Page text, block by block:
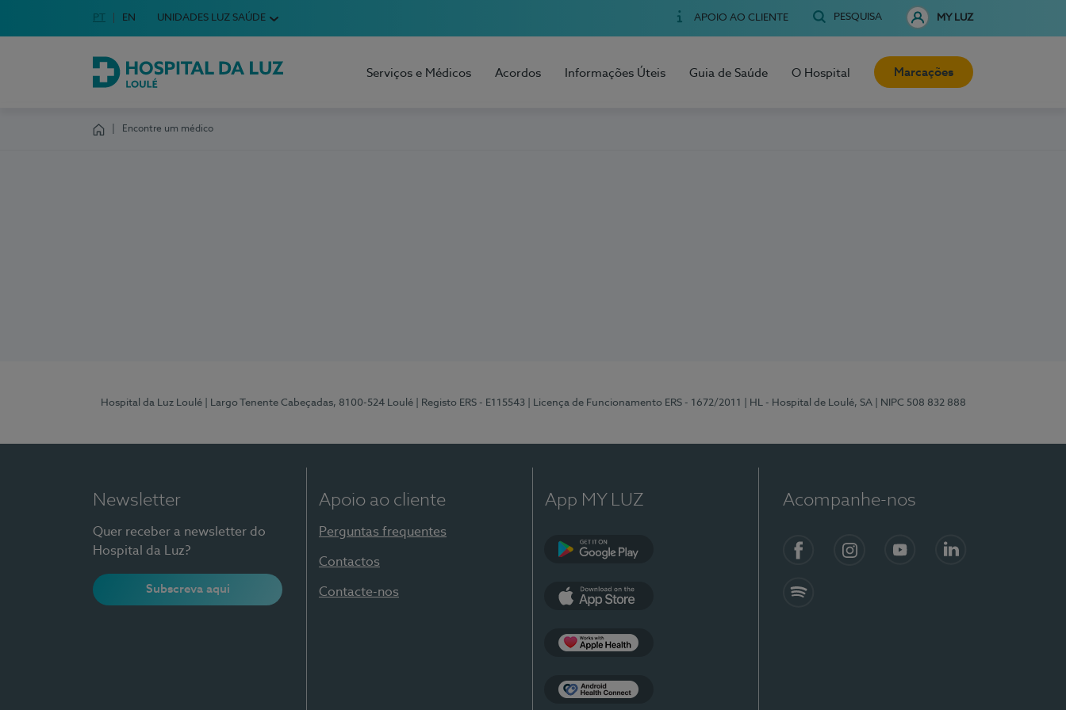
Escolha o seu idioma
Idioma em Português
PT English Language
EN UNIDADES LUZ SAÚDE APOIO AO CLIENTE PESQUISA MY LUZ
Hospital da Luz Loulé
Serviços e Médicos Acordos Informações Úteis Guia de Saúde O Hospital Marcações
Encontre um médico
Hospital da Luz Loulé | Largo Tenente Cabeçadas, 8100-524 Loulé | Registo ERS - E115543 | Licença de Funcionamento ERS - 1672/2011 | HL - Hospital de Loulé, SA | NIPC 508 832 888
Newsletter
Quer receber a newsletter do
Hospital da Luz?
Subscreva aqui
Apoio ao cliente
Perguntas frequentes
Contactos
Contacte-nos
App MY LUZ Acompanhe-nos